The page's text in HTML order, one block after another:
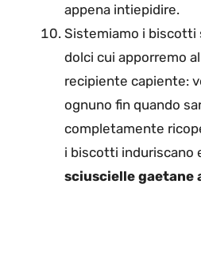
appena intiepidire.
Sistemiamo i biscotti
dolci cui apporremo
recipiente capiente:
ognuno fin quando
completamente
i biscotti induriscano
sciuscielle gaetane